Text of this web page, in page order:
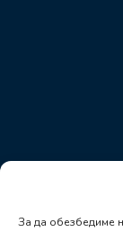
За да обезбедиме